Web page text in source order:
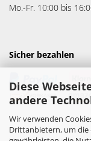
Diese
andere
Wir verwenden
Drittanbietern, um die
Mo.-Fr. 10:00 bis
Sicher bezahlen